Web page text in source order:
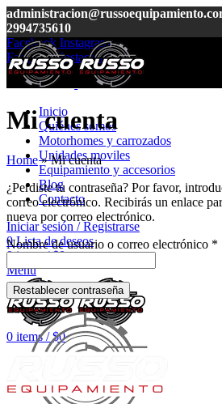
2994735610
Facebook Instagram
Facebook Instagram
Inicio
Quiénes somos
Motorhomes y carrozados
Unidades moviles
Equipamiento y accesorios
Blog
Contacto
Iniciar sesión / Registrarse
0Lista de deseos
0items / $0
Menu
0 items / $0
Mi cuenta
Home»Mi cuenta
¿Perdiste tu contraseña? Por favor,
correo electrónico. Recibirás un enlace
nueva por correo electrónico.
Nombre de usuario o correo electrónico *
Restablecer contraseña